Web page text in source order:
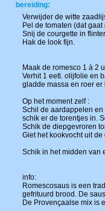
bereiding:
Verwijder de witte
Pel de tomaten (dat
Snij de courgette in
Hak de look fijn.
Maak de romesco 1 à 2
Verhit 1 eetl. olijfolie en
gladde massa en roer
Op het moment zelf :
Schil de aardappelen
schik er de torentjes in.
Schik de diepgevroren
Giet het kookvocht uit
Schik in het midden van
info:
Romescosaus is een
gefrituurd brood. De
De Provençaalse mix is